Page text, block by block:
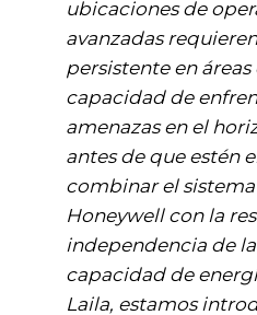
ubicaciones de
avanzadas
persistente en áreas
capacidad de
amenazas en el
antes de que estén
combinar el sistema
Honeywell con la
independencia de
capacidad de
Laila, estamos